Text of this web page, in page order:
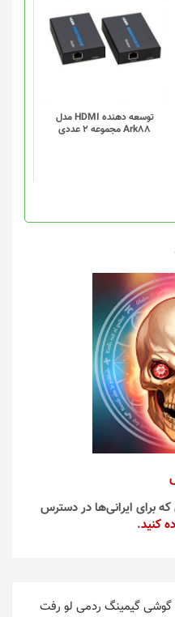
شوند
توسعه دهنده HDMI مدل
Ark88 مجموعه 2 عددی
که برای ایرانی‌ها در دسترس
کنید.